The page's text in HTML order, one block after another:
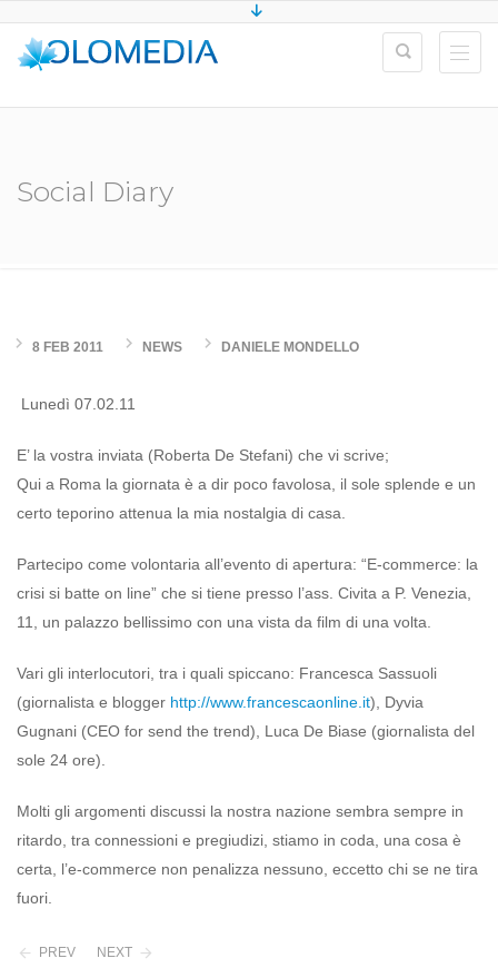
Social Diary
8 FEB 2011 NEWS DANIELE MONDELLO
Lunedì 07.02.11
E’ la vostra inviata (Roberta De Stefani) che vi scrive;
Qui a Roma la giornata è a dir poco favolosa, il sole splende e un
certo teporino attenua la mia nostalgia di casa.
Partecipo come volontaria all’evento di apertura: “E-commerce: la
crisi si batte on line” che si tiene presso l’ass. Civita a P. Venezia,
11, un palazzo bellissimo con una vista da film di una volta.
Vari gli interlocutori, tra i quali spiccano: Francesca Sassuoli
(giornalista e blogger http://www.francescaonline.it), Dyvia
Gugnani (CEO for send the trend), Luca De Biase (giornalista del
sole 24 ore).
Molti gli argomenti discussi la nostra nazione sembra sempre in
ritardo, tra connessioni e pregiudizi, stiamo in coda, una cosa è
certa, l’e-commerce non penalizza nessuno, eccetto chi se ne tira
fuori.
PREV NEXT